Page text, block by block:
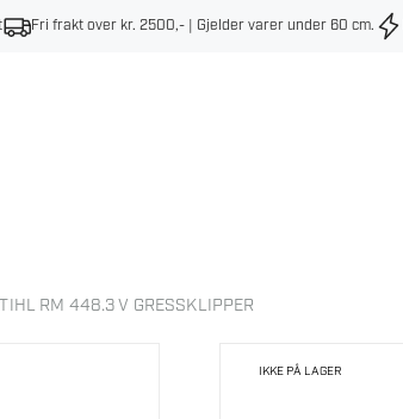
Fri frakt over kr. 2500,- | Gjelder varer under 60 cm.
RM 448.3 V GRESSKLIPPER
IKKE PÅ LAGER